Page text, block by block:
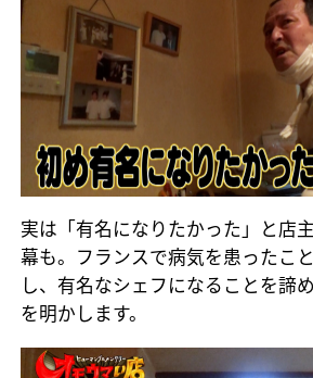
実は「有名になりたかった」と店
幕も。フランスで病気を患ったこ
し、有名なシェフになることを諦
を明かします。